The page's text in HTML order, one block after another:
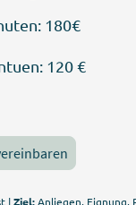
180€
120 €
|Ziel:Anliegen, Eignung,